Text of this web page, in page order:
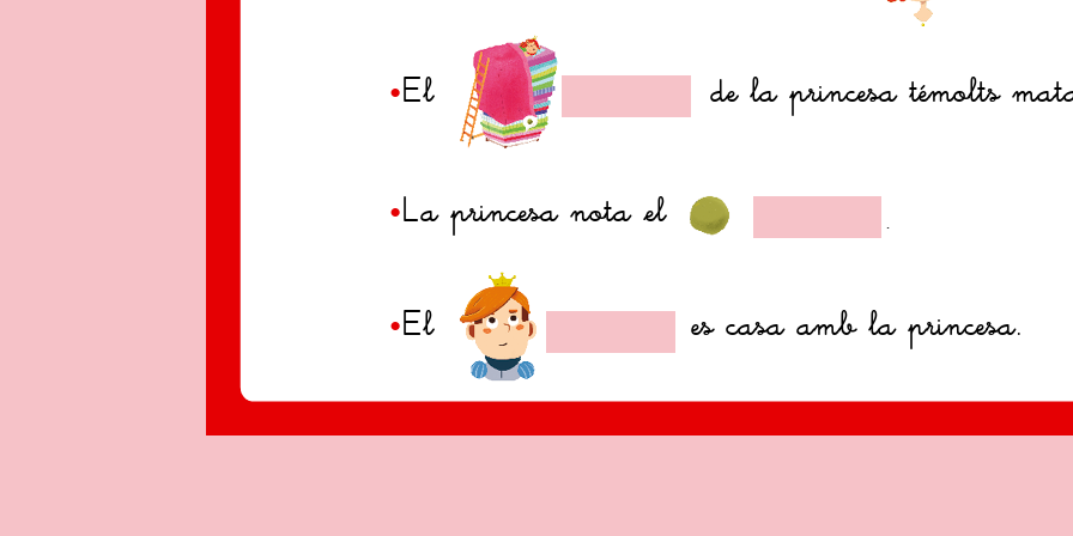
.
•El de la princesa témolts
•La princesa nota,el
•El es casa amb la princesa.